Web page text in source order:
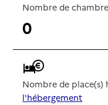
Nombre de
0
Nombre de place(s)
l'hébergement